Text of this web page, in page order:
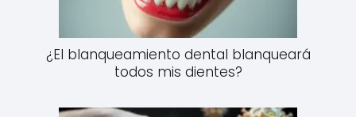
¿El blanqueamiento dental blanqueará
todos mis dientes?